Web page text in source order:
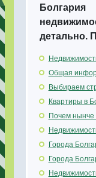
детально.
Общая
Выбираем
Квартиры в
Почем нынче
Города
Города